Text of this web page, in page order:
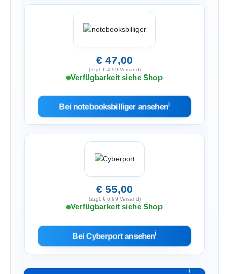
€ 47,00
(zzgl. € 4,99 Versand)
Verfügbarkeit siehe Shop
Bei notebooksbilliger ansehenℹ︎
€ 55,00
(zzgl. € 6,99 Versand)
Verfügbarkeit siehe Shop
Bei Cyberport ansehenℹ︎
ℹ︎